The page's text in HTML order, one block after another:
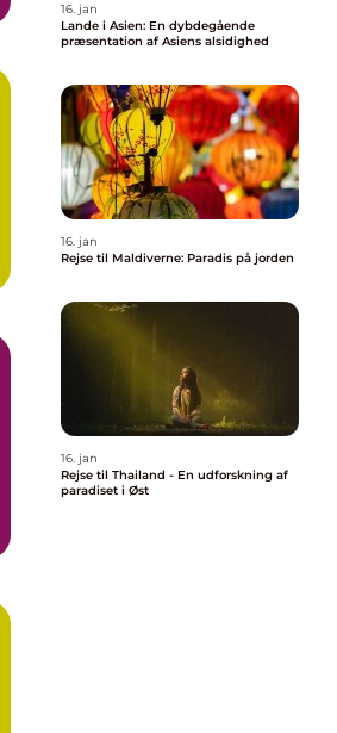
16. jan
Lande i Asien: En dybdegående
præsentation af Asiens alsidighed
16. jan
Rejse til Maldiverne: Paradis på jorden
16. jan
Rejse til Thailand - En udforskning af
paradiset i Øst